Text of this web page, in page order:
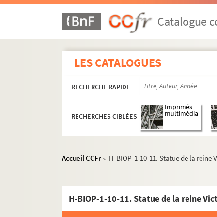
Catalogue
LES CATALOGUES
RECHERCHE RAPIDE
RECHERCHES CIBLÉES
Imprimés
multimédia
Accueil CCFr > H-BIOP-1-10-11. Statue de la reine
H-BIOP-1-10-11. Statue de la reine
H-BIOP-1. Rois et souverains européens
H-BIOP-1-1. Rois et souverains d'Albanie
H-BIOP-1-3. Rois et souverains
H-BIOP-1-4. Rois et souverains de